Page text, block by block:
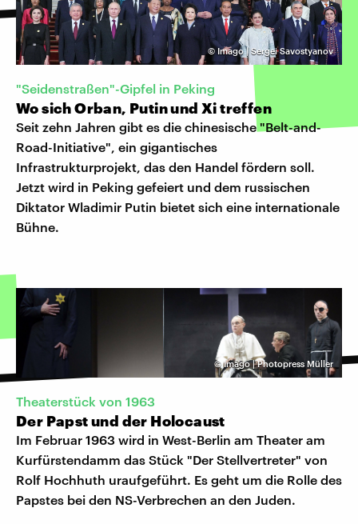
©Imago | Sergei Savostyanov
"Seidenstraßen"-Gipfel in Peking
Wo sich Orban, Putin und Xi treffen
Seit zehn Jahren gibt es die chinesische "Belt-and-
Road-Initiative", ein gigantisches
Infrastrukturprojekt, das den Handel fördern soll.
Jetzt wird in Peking gefeiert und dem russischen
Diktator Wladimir Putin bietet sich eine internationale
Bühne.
©Imago | Photopress Müller
Theaterstück von 1963
Der Papst und der Holocaust
Im Februar 1963 wird in West-Berlin am Theater am
Kurfürstendamm das Stück "Der Stellvertreter" von
Rolf Hochhuth uraufgeführt. Es geht um die Rolle des
Papstes bei den NS-Verbrechen an den Juden.